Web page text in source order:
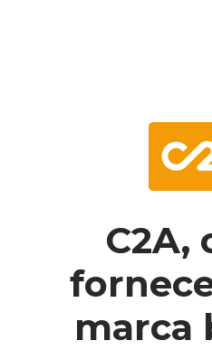
C2A,
marca